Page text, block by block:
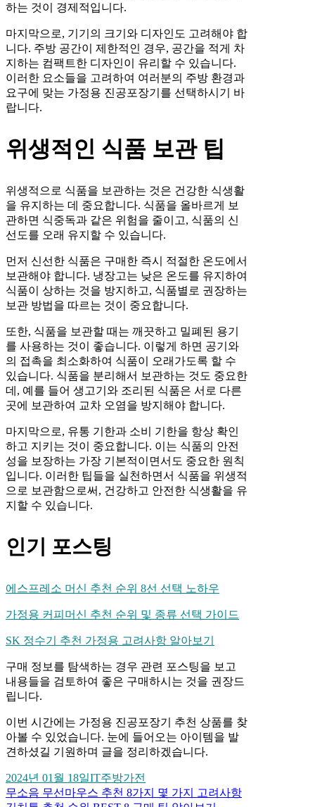
하는 것이 경제적입니다.
마지막으로, 기기의 크기와 디자인도 고려해야 합
니다. 주방 공간이 제한적인 경우, 공간을 적게 차
지하는 컴팩트한 디자인이 유리할 수 있습니다.
이러한 요소들을 고려하여 여러분의 주방 환경과
요구에 맞는 가정용 진공포장기를 선택하시기 바
랍니다.
위생적인 식품 보관 팁
위생적으로 식품을 보관하는 것은 건강한 식생활
을 유지하는 데 중요합니다. 식품을 올바르게 보
관하면 식중독과 같은 위험을 줄이고, 식품의 신
선도를 오래 유지할 수 있습니다.
먼저 신선한 식품은 구매한 즉시 적절한 온도에서
보관해야 합니다. 냉장고는 낮은 온도를 유지하여
식품이 상하는 것을 방지하고, 식품별로 권장하는
보관 방법을 따르는 것이 중요합니다.
또한, 식품을 보관할 때는 깨끗하고 밀폐된 용기
를 사용하는 것이 좋습니다. 이렇게 하면 공기와
의 접촉을 최소화하여 식품이 오래가도록 할 수
있습니다. 식품을 분리해서 보관하는 것도 중요한
데, 예를 들어 생고기와 조리된 식품은 서로 다른
곳에 보관하여 교차 오염을 방지해야 합니다.
마지막으로, 유통 기한과 소비 기한을 항상 확인
하고 지키는 것이 중요합니다. 이는 식품의 안전
성을 보장하는 가장 기본적이면서도 중요한 원칙
입니다. 이러한 팁들을 실천하면서 식품을 위생적
으로 보관함으로써, 건강하고 안전한 식생활을 유
지할 수 있습니다.
인기 포스팅
에스프레소 머신 추천 순위 8선 선택 노하우
가정용 커피머신 추천 순위 및 종류 선택 가이드
SK 정수기 추천 가정용 고려사항 알아보기
구매 정보를 탐색하는 경우 관련 포스팅을 보고
내용들을 검토하여 좋은 구매하시는 것을 권장드
립니다.
이번 시간에는 가정용 진공포장기 추천 상품를 찾
아볼 수 있었습니다. 눈에 들어오는 아이템을 발
견하셨길 기원하며 글을 정리하겠습니다.
2024년 01월 18일IT주방가전
글
무소음 무선마우스 추천 8가지 몇 가지 고려사항